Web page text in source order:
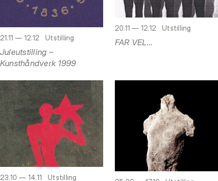
21.11 — 12.12 Utstilling
Juleutstilling –
Kunsthåndverk 1999
20.11 — 12.12 Utstilling
FAR VEL...
23.10 — 14.11 Utstilling